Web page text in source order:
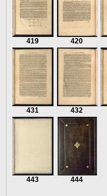
419 420
431 432
443 444